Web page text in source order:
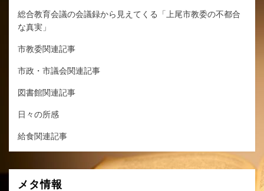
総合教育会議の会議録から見えてくる「上尾市教委の不都合
な真実」
市教委関連記事
市政・市議会関連記事
図書館関連記事
日々の所感
給食関連記事
メタ情報